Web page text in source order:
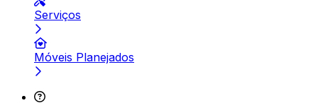
Serviços
Móveis Planejados